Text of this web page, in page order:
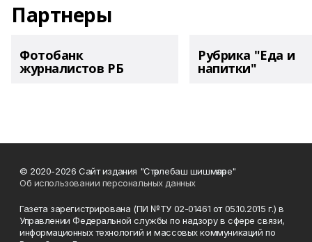
Партнеры
Фотобанк
журналистов РБ
Рубрика "Еда и
напитки"
© 2020-2026 Сайт издания "Стәрлебаш шишмәләре"
Об использовании персональных данных
Газета зарегистрирована (ПИ №ТУ 02-01461 от 05.10.2015 г.) в
Управлении Федеральной службы по надзору в сфере связи,
информационных технологий и массовых коммуникаций по